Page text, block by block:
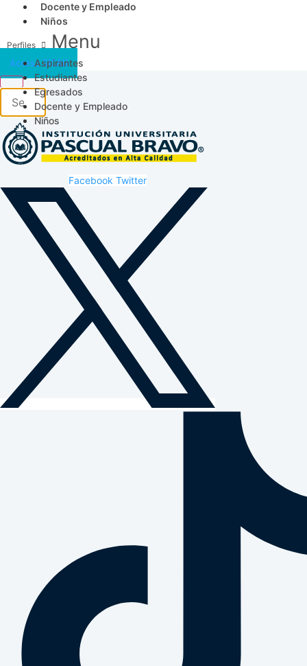
Docente y Empleado
Niños
Menu
Aspirantes
Estudiantes
Egresados
Docente y Empleado
Niños
Acceso SICAU
Facebook Twitter